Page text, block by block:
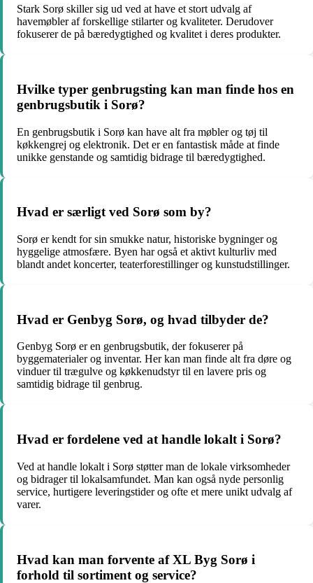
Stark Sorø skiller sig ud ved at have et stort udvalg af
havemøbler af forskellige stilarter og kvaliteter. Derudover
fokuserer de på bæredygtighed og kvalitet i deres produkter.
Hvilke typer genbrugsting kan man finde hos en
genbrugsbutik i Sorø?
En genbrugsbutik i Sorø kan have alt fra møbler og tøj til
køkkengrej og elektronik. Det er en fantastisk måde at finde
unikke genstande og samtidig bidrage til bæredygtighed.
Hvad er særligt ved Sorø som by?
Sorø er kendt for sin smukke natur, historiske bygninger og
hyggelige atmosfære. Byen har også et aktivt kulturliv med
blandt andet koncerter, teaterforestillinger og kunstudstillinger.
Hvad er Genbyg Sorø, og hvad tilbyder de?
Genbyg Sorø er en genbrugsbutik, der fokuserer på
byggematerialer og inventar. Her kan man finde alt fra døre og
vinduer til trægulve og køkkenudstyr til en lavere pris og
samtidig bidrage til genbrug.
Hvad er fordelene ved at handle lokalt i Sorø?
Ved at handle lokalt i Sorø støtter man de lokale virksomheder
og bidrager til lokalsamfundet. Man kan også nyde personlig
service, hurtigere leveringstider og ofte et mere unikt udvalg af
varer.
Hvad kan man forvente af XL Byg Sorø i
forhold til sortiment og service?